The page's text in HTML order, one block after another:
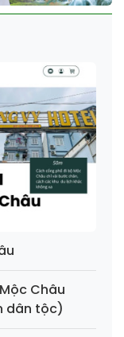
Châu
dân tộc)